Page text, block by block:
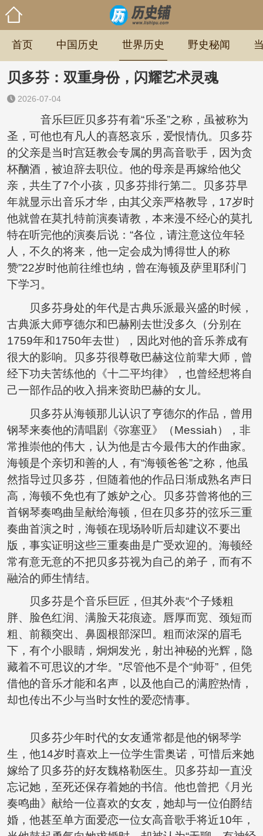
首页 中国历史 世界历史 野史秘闻
贝多芬：双重身份，闪耀艺术灵魂
2026-07-04
音乐巨匠贝多芬有着“乐圣”之称，虽被称为
圣，可他也有凡人的喜怒哀乐，爱恨情仇。贝多芬
的父亲是当时宫廷教会专属的男高音歌手，因为贪
杯酗酒，被迫辞去职位。他的母亲是再嫁给他父
亲，共生了7个小孩，贝多芬排行第二。贝多芬早
年就显示出音乐才华，由其父亲严格教导，17岁时
他就曾在莫扎特前演奏请教，本来漫不经心的莫扎
特在听完他的演奏后说：“各位，请注意这位年轻
人，不久的将来，他一定会成为博得世人的称
赞”22岁时他前往维也纳，曾在海顿及萨里耶利门
下学习。
贝多芬身处的年代是古典乐派最兴盛的时候，
古典派大师亨德尔和巴赫刚去世没多久（分别在
1759年和1750年去世），因此对他的音乐养成有
很大的影响。贝多芬很尊敬巴赫这位前辈大师，曾
经下功夫苦练他的《十二平均律》，也曾经想将自
己一部作品的收入捐来资助巴赫的女儿。
贝多芬从海顿那儿认识了亨德尔的作品，曾用
钢琴来奏他的清唱剧《弥塞亚》（Messiah），非
常推崇他的伟大，认为他是古今最伟大的作曲家。
海顿是个亲切和善的人，有“海顿爸爸”之称，他虽
然指导过贝多芬，但随着他的作品日渐成熟名声日
高，海顿不免也有了嫉妒之心。贝多芬曾将他的三
首钢琴奏鸣曲呈献给海顿，但在贝多芬的弦乐三重
奏曲首演之时，海顿在现场聆听后却建议不要出
版，事实证明这些三重奏曲是广受欢迎的。海顿经
常有意无意的不把贝多芬视为自己的弟子，而有不
融洽的师生情结。
贝多芬是个音乐巨匠，但其外表“个子矮粗
胖、脸色红润、满脸天花痕迹。唇厚而宽、颈短而
粗、前额突出、鼻圆根部深凹。粗而浓深的眉毛
下，有个小眼睛，炯炯发光，射出神秘的光辉，隐
藏着不可思议的才华。”尽管他不是个“帅哥”，但凭
借他的音乐才能和名声，以及他自己的满腔热情，
却也传出不少与当时女性的爱恋情事。
贝多芬少年时代的女友通常都是他的钢琴学
生，他14岁时喜欢上一位学生雷奥诺，可惜后来她
嫁给了贝多芬的好友魏格勒医生。贝多芬却一直没
忘记她，至死还保存着她的书信。他也曾把《月光
奏鸣曲》献给一位喜欢的女友，她却与一位伯爵结
婚，他甚至单方面爱恋一位女高音歌手将近10年，